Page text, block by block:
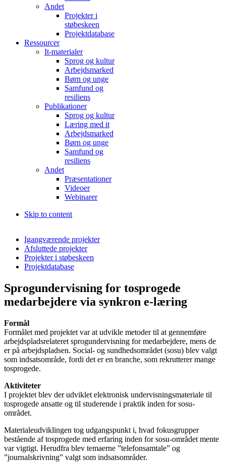
Andet
Projekter i
støbeskeen
Projektdatabase
Ressourcer
It-materialer
Sprog og kultur
Arbejdsmarked
Børn og unge
Samfund og
resiliens
Publikationer
Sprog og kultur
Læring med it
Arbejdsmarked
Børn og unge
Samfund og
resiliens
Andet
Præsentationer
Videoer
Webinarer
Skip to content
Igangværende projekter
Afsluttede projekter
Projekter i støbeskeen
Projektdatabase
Sprogundervisning for tosprogede
medarbejdere via synkron e-læring
Formål
Formålet med projektet var at udvikle metoder til at gennemføre
arbejdspladsrelateret sprogundervisning for medarbejdere, mens de
er på arbejdspladsen. Social- og sundhedsområdet (sosu) blev valgt
som indsatsområde, fordi det er en branche, som rekrutterer mange
tosprogede.
Aktiviteter
I projektet blev der udviklet elektronisk undervisningsmateriale til
tosprogede ansatte og til studerende i praktik inden for sosu-
området.
Materialeudviklingen tog udgangspunkt i, hvad fokusgrupper
bestående af tosprogede med erfaring inden for sosu-området mente
var vigtigt. Herudfra blev temaerne ”telefonsamtale” og
”journalskrivning” valgt som indsatsområder.